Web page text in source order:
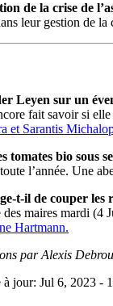
de la crise de
leur gestion de la
Leyen sur un
fait savoir si
et Sarantis
tomates bio sous
l’année. Une
t-il de couper les
maires mardi (4
Hartmann.
par Alexis
à jour: Jul 6, 2023 -